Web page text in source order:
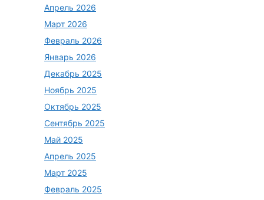
Апрель 2026
Март 2026
Февраль 2026
Январь 2026
Декабрь 2025
Ноябрь 2025
Октябрь 2025
Сентябрь 2025
Май 2025
Апрель 2025
Март 2025
Февраль 2025